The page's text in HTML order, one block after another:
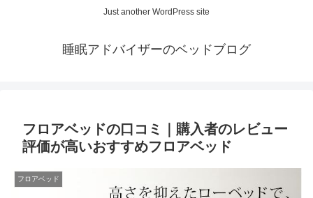
Just another WordPress site
睡眠アドバイザーのベッドブログ
フロアベッドの口コミ｜購入者のレビュー
評価が高いおすすめフロアベッド
フロアベッド